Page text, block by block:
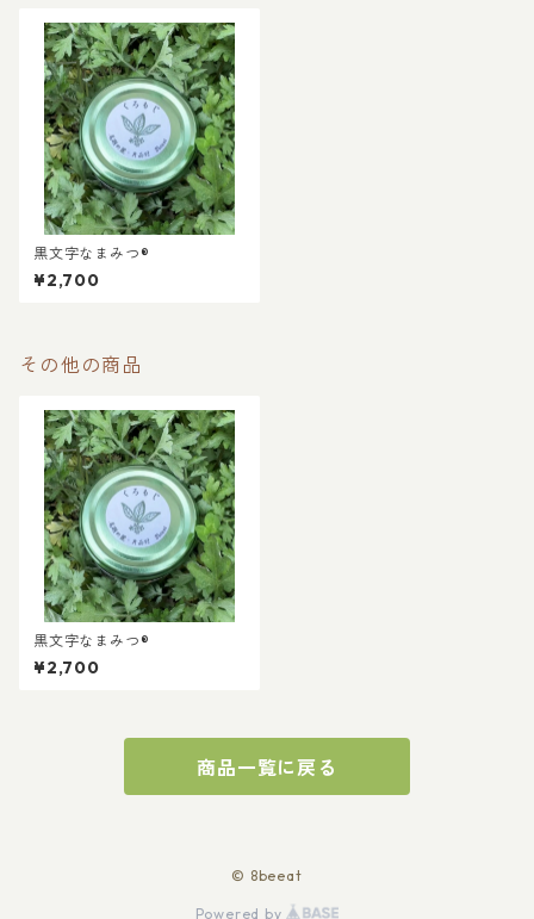
黒文字なまみつ®︎
¥2,700
その他の商品
黒文字なまみつ®︎
¥2,700
商品一覧に戻る
© 8beeat
Powered by